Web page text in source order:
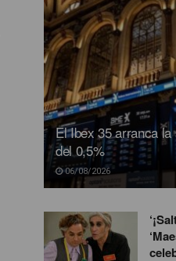
El Ibex 35 arranca
del 0,5%
06/08/2026